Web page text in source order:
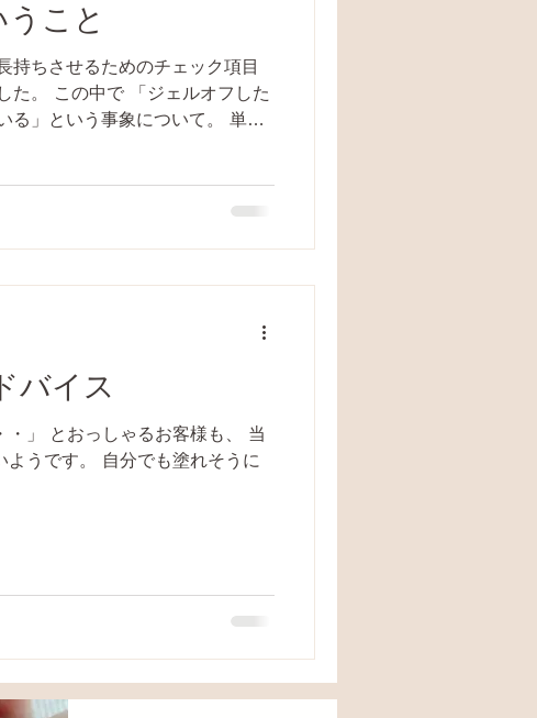
こと
持ちさせるためのチェック項目
た。 この中で 「ジェルオフした
る」という事象について。 単純
バイス
」 とおっしゃるお客様も、 当
うです。 自分でも塗れそうに